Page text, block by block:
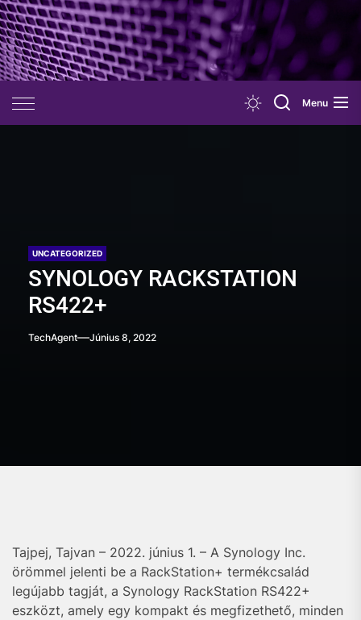
Skip
to
the
content
Menu
UNCATEGORIZED
SYNOLOGY RACKSTATION
RS422+
TechAgent Június 8, 2022
Tajpej, Tajvan – 2022. június 1. – A Synology Inc.
örömmel jelenti be a RackStation+ termékcsalád
legújabb tagját, a Synology RackStation RS422+
eszközt, amely egy kompakt és megfizethető, minden